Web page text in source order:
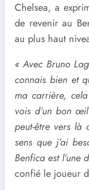
Chelsea, a
de revenir au
au plus haut
« Avec Bruno
connais bien et
ma carrière,
vois d’un bon
peut-être vers là
sens que j’ai
Benfica est l’une
confié le joueur